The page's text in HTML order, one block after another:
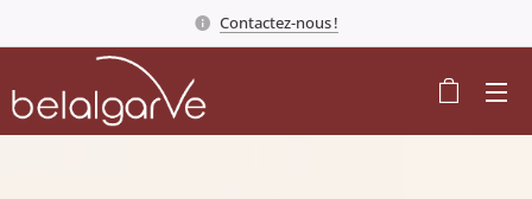
Contactez-nous !